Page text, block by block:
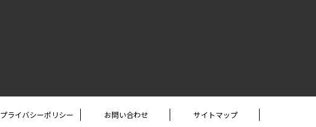
プライバシーポリシー お問い合わせ サイトマップ